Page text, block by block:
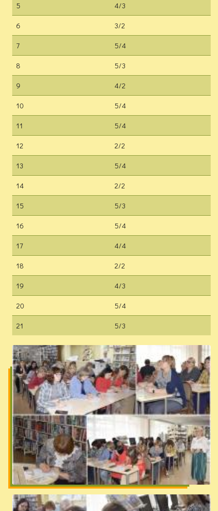
5 4/3
6 3/2
7 5/4
8 5/3
9 4/2
10 5/4
11 5/4
12 2/2
13 5/4
14 2/2
15 5/3
16 5/4
17 4/4
18 2/2
19 4/3
20 5/4
21 5/3